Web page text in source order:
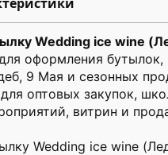
Wedding ice wine
оформления бутылок,
9 Мая и сезонных
оптовых закупок,
витрин и
Wedding ice wine